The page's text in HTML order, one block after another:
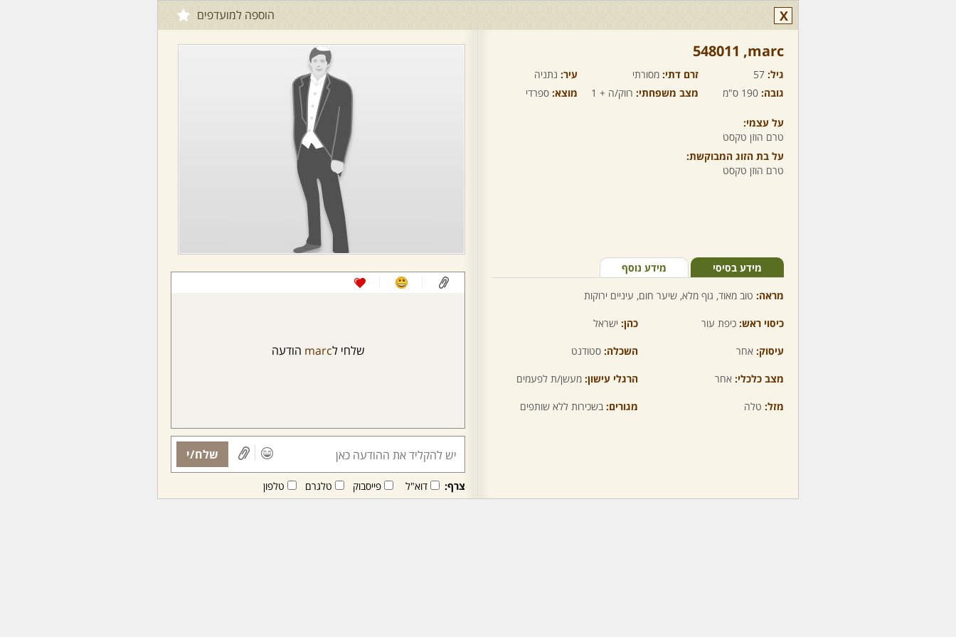
X הוספה למועדפים
marc,‏ 548011
גיל: 57 זרם דתי: מסורתי עיר: נתניה
גובה: 190 ס"מ מצב משפחתי: רווק/ה + 1 מוצא: ספרדי
על עצמי:
טרם הוזן טקסט
על בת הזוג המבוקשת:
טרם הוזן טקסט
מידע בסיסי מידע נוסף
מראה: טוב מאוד, גוף מלא, שיער חום, עיניים ירוקות
כיסוי ראש: כיפת עור כהן: ישראל
עיסוק: אחר השכלה: סטודנט
מצב כלכלי: אחר הרגלי עישון: מעשן/ת לפעמים
מזל: טלה מגורים: בשכירות ללא שותפים
שלחי לmarc הודעה
שלח/י
צרף: דוא"ל פייסבוק טלגרם טלפון